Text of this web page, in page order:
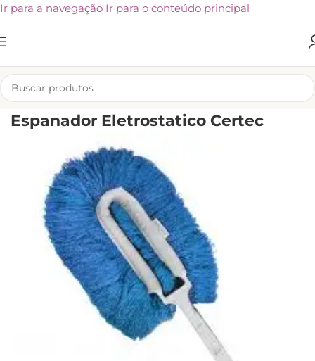
Ir para a navegação Ir para o conteúdo principal
INÍCIO/UTENSÍLIOS E ACESSÓRIOS/OUTROS PRODUTOS
Espanador Eletrostatico Certec